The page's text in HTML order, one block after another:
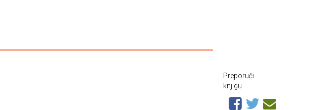
Preporuči
knjigu